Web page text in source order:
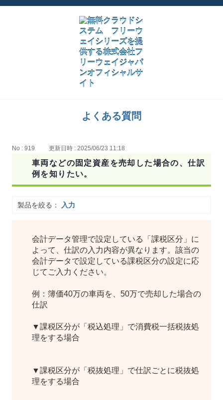
よくある質問
No : 919 更新日時 : 2025/06/23 11:18
車両などの固定資産を売却した場合の、仕訳
例を知りたい。
製品を絞る： 入力
会計データ管理で設定している「課税区分」に
よって、仕訳の入力内容が異なります。該当の
会計データで設定している課税区分の設定に応
じてご入力ください。
例：簿価40万の車両を、50万で売却した場合の
仕訳
▼課税区分が「税込処理」で消費税一括税抜処
理をする場合
▼課税区分が「税抜処理」で仕訳ごとに税抜処
理をする場合